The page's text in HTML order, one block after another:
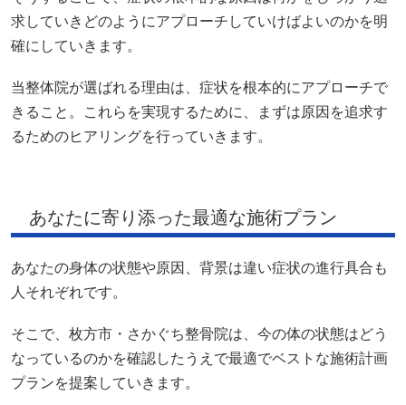
求していきどのようにアプローチしていけばよいのかを明
確にしていきます。
当整体院が選ばれる理由は、症状を根本的にアプローチで
きること。これらを実現するために、まずは原因を追求す
るためのヒアリングを行っていきます。
あなたに寄り添った最適な施術プラン
あなたの身体の状態や原因、背景は違い症状の進行具合も
人それぞれです。
そこで、枚方市・さかぐち整骨院は、今の体の状態はどう
なっているのかを確認したうえで最適でベストな施術計画
プランを提案していきます。